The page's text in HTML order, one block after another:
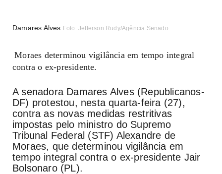
Damares Alves Foto: Jefferson Rudy/Agência Senado
Moraes determinou vigilância em tempo integral
contra o ex-presidente.
A senadora Damares Alves (Republicanos-
DF) protestou, nesta quarta-feira (27),
contra as novas medidas restritivas
impostas pelo ministro do Supremo
Tribunal Federal (STF) Alexandre de
Moraes, que determinou vigilância em
tempo integral contra o ex-presidente Jair
Bolsonaro (PL).